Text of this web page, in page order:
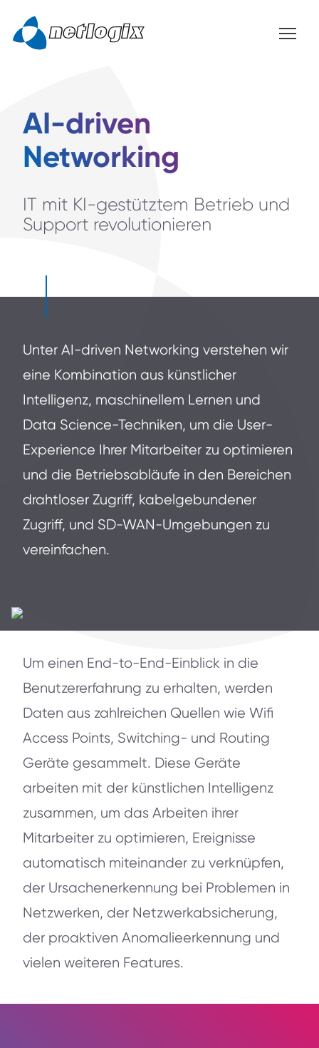
AI-driven
Networking
IT mit KI-gestütztem Betrieb und
Support revolutionieren
Unter AI-driven Networking verstehen wir
eine Kombination aus künstlicher
Intelligenz, maschinellem Lernen und
Data Science-Techniken, um die User-
Experience Ihrer Mitarbeiter zu optimieren
und die Betriebsabläufe in den Bereichen
drahtloser Zugriff, kabelgebundener
Zugriff, und SD-WAN-Umgebungen zu
vereinfachen.
Um einen End-to-End-Einblick in die
Benutzererfahrung zu erhalten, werden
Daten aus zahlreichen Quellen wie Wifi
Access Points, Switching- und Routing
Geräte gesammelt. Diese Geräte
arbeiten mit der künstlichen Intelligenz
zusammen, um das Arbeiten ihrer
Mitarbeiter zu optimieren, Ereignisse
automatisch miteinander zu verknüpfen,
der Ursachenerkennung bei Problemen in
Netzwerken, der Netzwerkabsicherung,
der proaktiven Anomalieerkennung und
vielen weiteren Features.